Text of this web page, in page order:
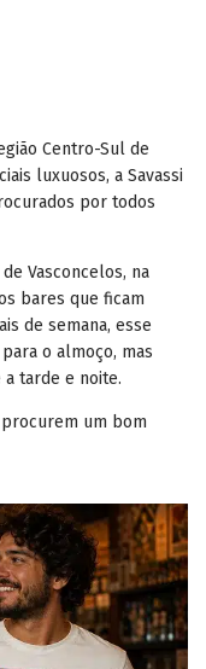
Centro-Sul de
luxuosos, a Savassi
por todos
Vasconcelos, na
bares que ficam
de semana, esse
o almoço, mas
tarde e noite.
um bom